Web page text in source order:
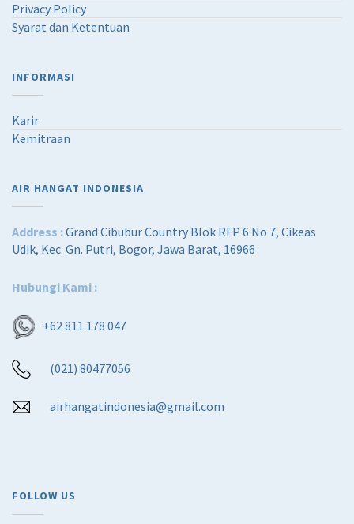
Privacy Policy
Syarat dan Ketentuan
INFORMASI
Karir
Kemitraan
AIR HANGAT INDONESIA
Address :Grand Cibubur Country Blok RFP 6 No 7, Cikeas
Udik, Kec. Gn. Putri, Bogor, Jawa Barat, 16966
Hubungi Kami :
+62 811 178 047
(021) 80477056
airhangatindonesia@gmail.com
FOLLOW US